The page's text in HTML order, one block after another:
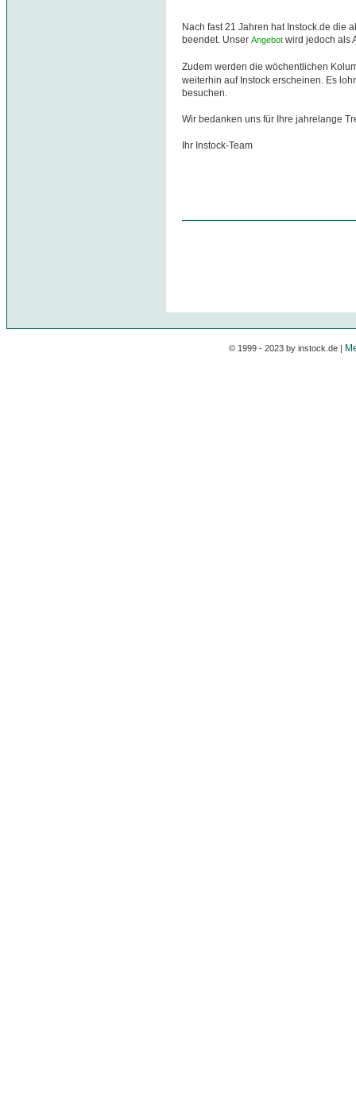
Nach fast 21 Jahren hat Instock.de die
beendet. Unser Angebot wird jedoch als
Zudem werden die wöchentlichen
weiterhin auf Instock erscheinen. Es
besuchen.
Wir bedanken uns für Ihre jahrelange
Ihr Instock-Team
© 1999 - 2023 by instock.de |